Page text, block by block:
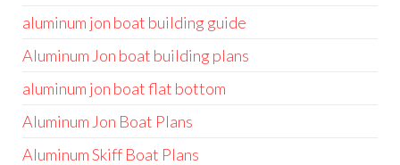
aluminum jon boat building guide
Aluminum Jon boat building plans
aluminum jon boat flat bottom
Aluminum Jon Boat Plans
Aluminum Skiff Boat Plans